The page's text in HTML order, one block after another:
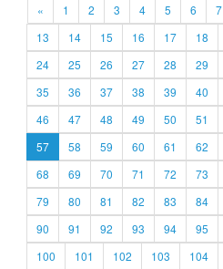
« 1 2 3 4 5 6 7
13
14 15 16 17 18
24
25 26 27 28 29
35
36 37 38 39 40
46
47 48 49 50 51
57
58 59 60 61 62
68
69 70 71 72 73
79
80 81 82 83 84
90
91 92 93 94 95
100
101 102 103 104